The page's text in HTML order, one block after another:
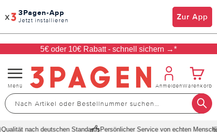
x 3Pagen-App
Jetzt installieren Zur App
5€ oder 10€ Rabatt - schnell sichern →*
Navigation
umschalten
Menü AnmeldenWarenkorb
nach deutschen StandardsPersönlicher Service von echten Menschen